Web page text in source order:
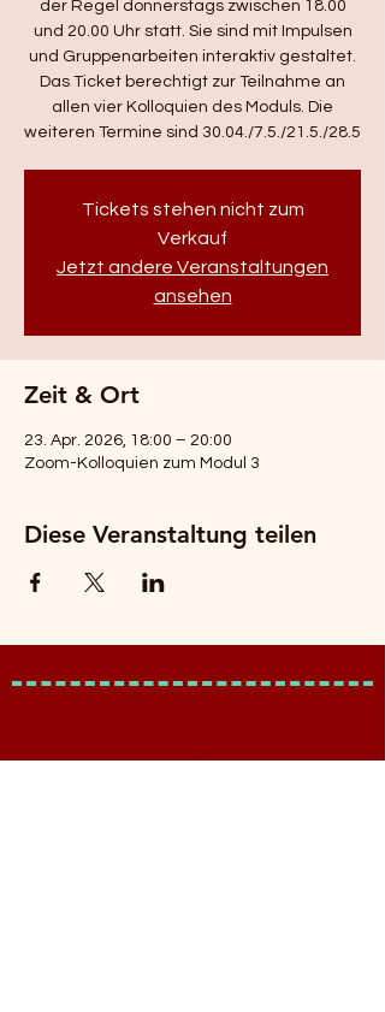
der Regel donnerstags zwischen 18.00
und 20.00 Uhr statt. Sie sind mit Impulsen
und Gruppenarbeiten interaktiv gestaltet.
Das Ticket berechtigt zur Teilnahme an
allen vier Kolloquien des Moduls. Die
weiteren Termine sind 30.04./7.5./21.5./28.5
Tickets stehen nicht zum
Verkauf
Jetzt andere Veranstaltungen
ansehen
Zeit & Ort
23. Apr. 2026, 18:00 – 20:00
Zoom-Kolloquien zum Modul 3
Diese Veranstaltung teilen